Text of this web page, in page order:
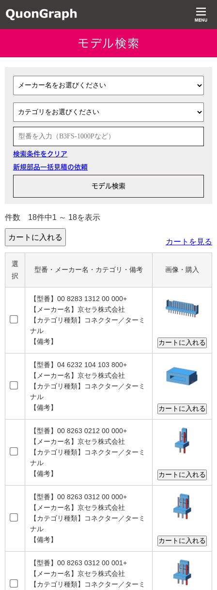
モデル検索
検索条件をクリア
新規部品一括見積の依頼
件数 18件中1 ～ 18を表示
カートを見る
選
択
型番・メーカー名・カテゴリ・備考 画像・購入
【型番】00 8283 1312 00 000+
【メーカー名】京セラ株式会社
【カテゴリ種類】コネクター／ターミ
ナル
【備考】
【型番】04 6232 104 103 800+
【メーカー名】京セラ株式会社
【カテゴリ種類】コネクター／ターミ
ナル
【備考】
【型番】00 8263 0212 00 000+
【メーカー名】京セラ株式会社
【カテゴリ種類】コネクター／ターミ
ナル
【備考】
【型番】00 8263 0312 00 000+
【メーカー名】京セラ株式会社
【カテゴリ種類】コネクター／ターミ
ナル
【備考】
【型番】00 8263 0312 00 001+
【メーカー名】京セラ株式会社
【カテゴリ種類】コネクター／ターミ